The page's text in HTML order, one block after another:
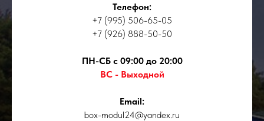
Телефон:
+7 (995) 506-65-05
+7 (926) 888-50-50
ПН-СБ с 09:00 до 20:00
ВС - Выходной
Email:
box-modul24@yandex.ru